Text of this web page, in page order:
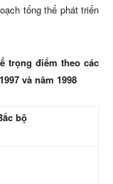
tổng thể phát triển
trọng điểm theo các
và năm 1998
bộ